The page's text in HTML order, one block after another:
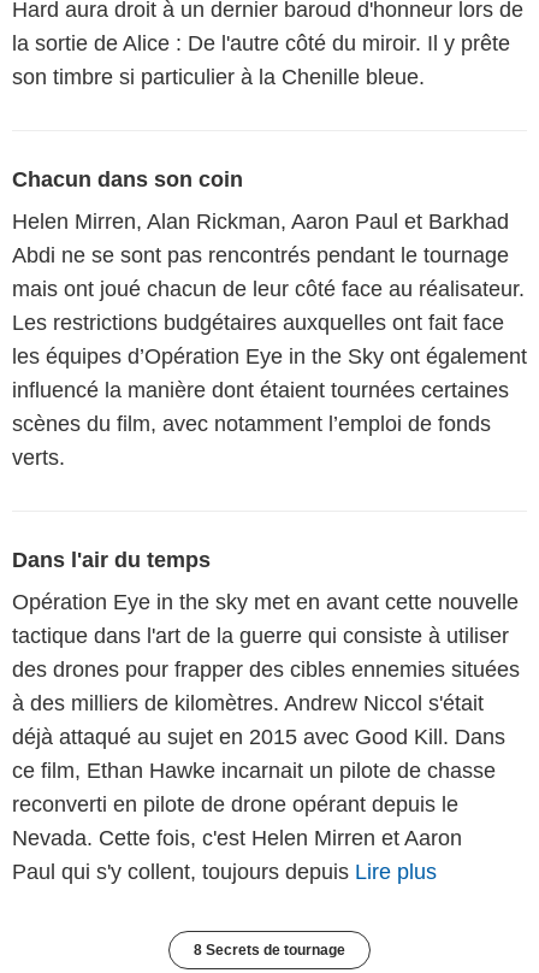
Hard aura droit à un dernier baroud d'honneur lors de
la sortie de Alice : De l'autre côté du miroir. Il y prête
son timbre si particulier à la Chenille bleue.
Chacun dans son coin
Helen Mirren, Alan Rickman, Aaron Paul et Barkhad
Abdi ne se sont pas rencontrés pendant le tournage
mais ont joué chacun de leur côté face au réalisateur.
Les restrictions budgétaires auxquelles ont fait face
les équipes d’Opération Eye in the Sky ont également
influencé la manière dont étaient tournées certaines
scènes du film, avec notamment l’emploi de fonds
verts.
Dans l'air du temps
Opération Eye in the sky met en avant cette nouvelle
tactique dans l'art de la guerre qui consiste à utiliser
des drones pour frapper des cibles ennemies situées
à des milliers de kilomètres. Andrew Niccol s'était
déjà attaqué au sujet en 2015 avec Good Kill. Dans
ce film, Ethan Hawke incarnait un pilote de chasse
reconverti en pilote de drone opérant depuis le
Nevada. Cette fois, c'est Helen Mirren et Aaron
Paul qui s'y collent, toujours depuis Lire plus
8 Secrets de tournage